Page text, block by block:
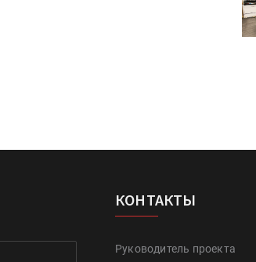
КОНТАКТЫ
Руководитель проекта